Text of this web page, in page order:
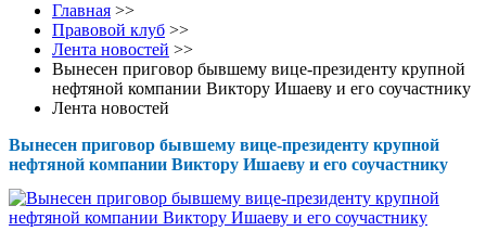
Главная >>
Правовой клуб >>
Лента новостей >>
Вынесен приговор бывшему вице-президенту крупной
нефтяной компании Виктору Ишаеву и его соучастнику
Лента новостей
Вынесен приговор бывшему вице-президенту крупной
нефтяной компании Виктору Ишаеву и его соучастнику